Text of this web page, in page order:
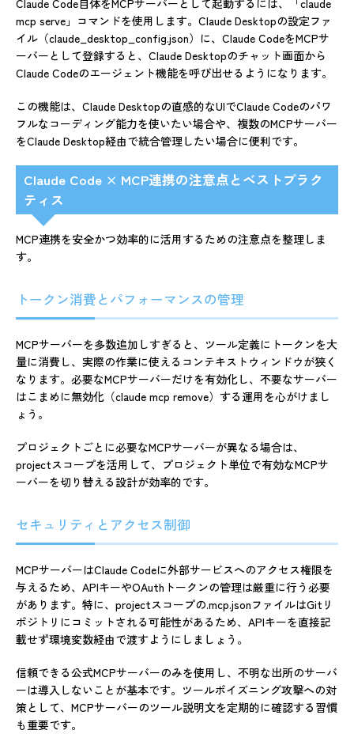
Claude Code自体をMCPサーバーとして起動するには、「claude
mcp serve」コマンドを使用します。Claude Desktopの設定ファ
イル（claude_desktop_config.json）に、Claude CodeをMCPサ
ーバーとして登録すると、Claude Desktopのチャット画面から
Claude Codeのエージェント機能を呼び出せるようになります。
この機能は、Claude Desktopの直感的なUIでClaude Codeのパワ
フルなコーディング能力を使いたい場合や、複数のMCPサーバー
をClaude Desktop経由で統合管理したい場合に便利です。
Claude Code × MCP連携の注意点とベストプラク
ティス
MCP連携を安全かつ効率的に活用するための注意点を整理しま
す。
トークン消費とパフォーマンスの管理
MCPサーバーを多数追加しすぎると、ツール定義にトークンを大
量に消費し、実際の作業に使えるコンテキストウィンドウが狭く
なります。必要なMCPサーバーだけを有効化し、不要なサーバー
はこまめに無効化（claude mcp remove）する運用を心がけまし
ょう。
プロジェクトごとに必要なMCPサーバーが異なる場合は、
projectスコープを活用して、プロジェクト単位で有効なMCPサ
ーバーを切り替える設計が効率的です。
セキュリティとアクセス制御
MCPサーバーはClaude Codeに外部サービスへのアクセス権限を
与えるため、APIキーやOAuthトークンの管理は厳重に行う必要
があります。特に、projectスコープの.mcp.jsonファイルはGitリ
ポジトリにコミットされる可能性があるため、APIキーを直接記
載せず環境変数経由で渡すようにしましょう。
信頼できる公式MCPサーバーのみを使用し、不明な出所のサーバ
ーは導入しないことが基本です。ツールポイズニング攻撃への対
策として、MCPサーバーのツール説明文を定期的に確認する習慣
も重要です。